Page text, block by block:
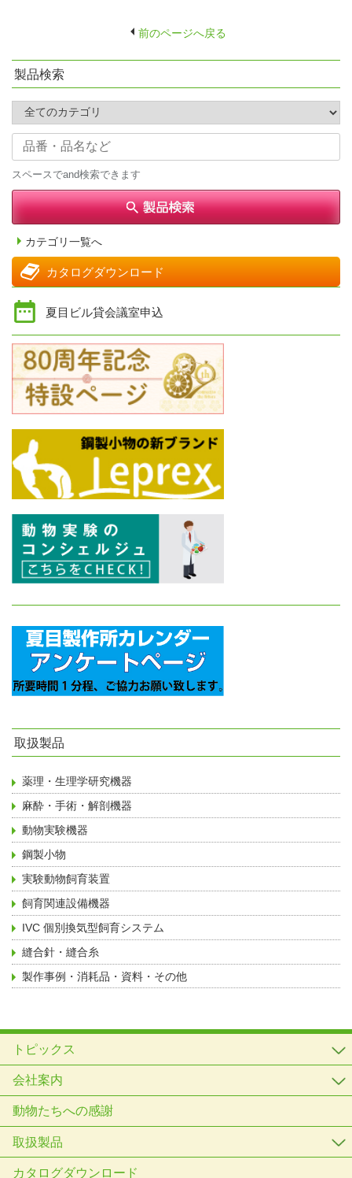
前のページへ戻る
製品検索
スペースでand検索できます
カテゴリ一覧へ
カタログダウンロード
夏目ビル貸会議室申込
取扱製品
薬理・生理学研究機器
麻酔・手術・解剖機器
動物実験機器
鋼製小物
実験動物飼育装置
飼育関連設備機器
IVC 個別換気型飼育システム
縫合針・縫合糸
製作事例・消耗品・資料・その他
トピックス
会社案内
動物たちへの感謝
取扱製品
カタログダウンロード